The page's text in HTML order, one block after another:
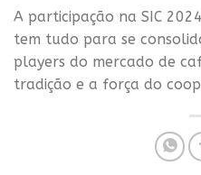
A participação na SIC
tem tudo para se
players do mercado de
tradição e a força do